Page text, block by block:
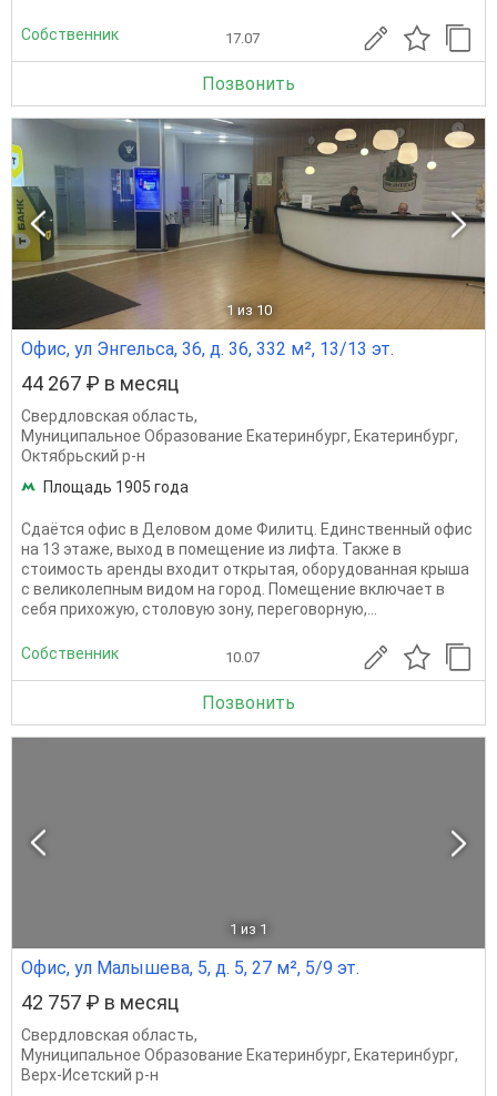
Собственник 17.07
Позвонить
1 из 10
Офис, ул Энгельса, 36, д. 36, 332 м², 13/13 эт.
44 267 ₽ в месяц
Свердловская область,
Муниципальное Образование Екатеринбург, Екатеринбург,
Октябрьский р-н
Площадь 1905 года
Сдаётся офис в Деловом доме Филитц. Единственный офис
на 13 этаже, выход в помещение из лифта. Также в
стоимость аренды входит открытая, оборудованная крыша
с великолепным видом на город. Помещение включает в
себя прихожую, столовую зону, переговорную,...
Собственник 10.07
Позвонить
1 из 1
Офис, ул Малышева, 5, д. 5, 27 м², 5/9 эт.
42 757 ₽ в месяц
Свердловская область,
Муниципальное Образование Екатеринбург, Екатеринбург,
Верх-Исетский р-н